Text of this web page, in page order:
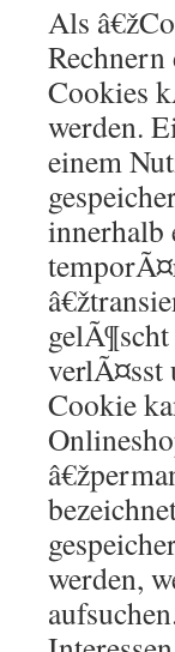
Als
Cookies
werden.
einem
innerhalb
verlÃ¤sst
Cookie
werden,